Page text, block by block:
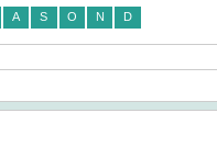
A S O N D